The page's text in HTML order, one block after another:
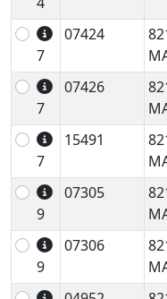
7
07424
7
07426
7
15491
9
07305
9
07306